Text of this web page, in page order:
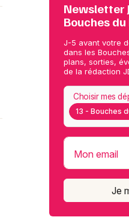
Newsletter
Bouches du
J-5 avant votre
dans les
plans, sorties,
de la rédaction
13 - Bouches
Choisir mes
Mon email
Je